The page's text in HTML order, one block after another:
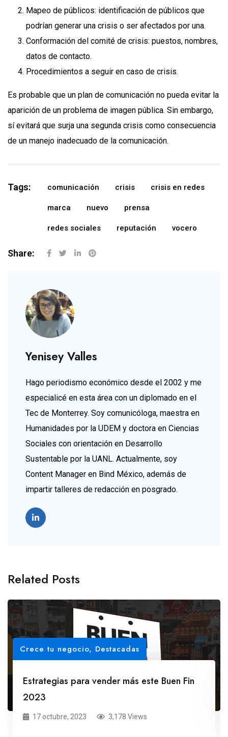
Mapeo de públicos: identificación de públicos que
podrían generar una crisis o ser afectados por una.
Conformación del comité de crisis: puestos, nombres,
datos de contacto.
Procedimientos a seguir en caso de crisis.
Es probable que un plan de comunicación no pueda evitar la
aparición de un problema de imagen pública. Sin embargo,
sí evitará que surja una segunda crisis como consecuencia
de un manejo inadecuado de la comunicación.
Tags: comunicación crisis crisis en redes
marca nuevo prensa
redes sociales reputación vocero
Share:
Yenisey Valles
Hago periodismo económico desde el 2002 y me
especialicé en esta área con un diplomado en el
Tec de Monterrey. Soy comunicóloga, maestra en
Humanidades por la UDEM y doctora en Ciencias
Sociales con orientación en Desarrollo
Sustentable por la UANL. Actualmente, soy
Content Manager en Bind México, además de
impartir talleres de redacción en posgrado.
Related Posts
Crece tu negocio, Destacadas
Estrategias para vender más este Buen Fin
2023
17 octubre, 2023 3,178 Views